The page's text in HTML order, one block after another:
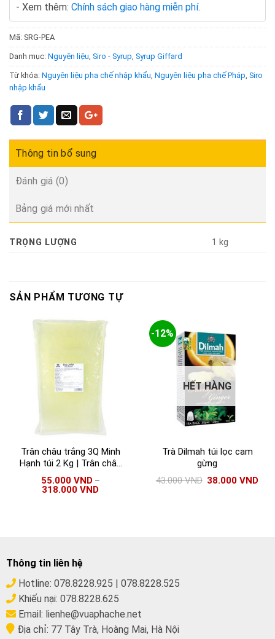
- Xem thêm: Chính sách giao hàng miễn phí.
Mã: SRG-PEA
Danh mục: Nguyên liệu Siro - Syrup Syrup Giffard
Từ khóa: Nguyên liệu pha chế nhập khẩu Nguyên liệu pha chế Pháp Siro
nhập khẩu
Thông tin bổ sung
Đánh giá (0)
Bảng giá mới nhất
TRỌNG LƯỢNG 1 kg
SẢN PHẨM TƯƠNG TỰ
Trân châu trắng 3Q Minh
Hạnh túi 2 Kg | Trân châu
3Q Sea Jelly Kun Han
55.000 VND–
318.000 VND
-12%
HẾT HÀNG
Trà Dilmah túi lọc cam
gừng
43.000VND 38.000VND
Thông tin liên hệ
Hotline: 078.8228.925 | 078.8228.525
Khiếu nại: 078.8228.625
Email: lienhe@vuaphache.net
Địa chỉ: 77 Tây Trà, Hoàng Mai, Hà Nội